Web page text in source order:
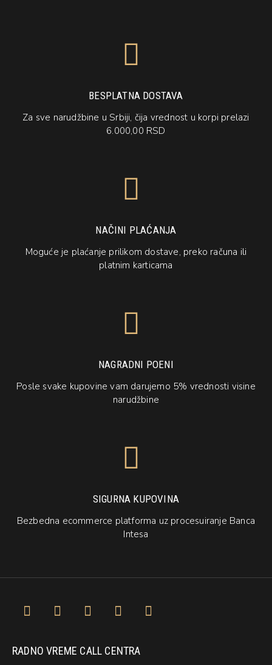
BESPLATNA DOSTAVA
Za sve narudžbine u Srbiji, čija vrednost u korpi prelazi
6.000,00 RSD
NAČINI PLAĆANJA
Moguće je plaćanje prilikom dostave, preko računa ili
platnim karticama
NAGRADNI POENI
Posle svake kupovine vam darujemo 5% vrednosti visine
narudžbine
SIGURNA KUPOVINA
Bezbedna ecommerce platforma uz procesuiranje Banca
Intesa
RADNO VREME CALL CENTRA